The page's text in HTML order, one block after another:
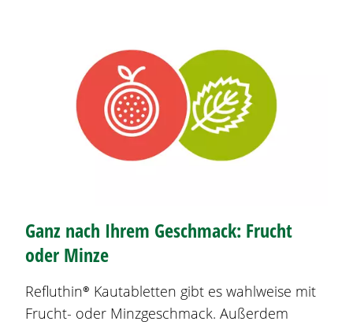
Ganz nach Ihrem Geschmack: Frucht
oder Minze
Refluthin® Kautabletten gibt es wahlweise mit
Frucht- oder Minzgeschmack. Außerdem